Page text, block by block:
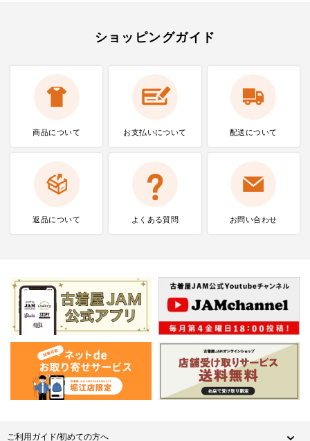
ショッピングガイド
商品について お支払いについて 配送について
返品について よくある質問 お問い合わせ
ご利用ガイド/初めての方へ